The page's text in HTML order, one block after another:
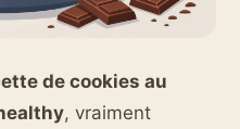
de cookies au
, vraiment